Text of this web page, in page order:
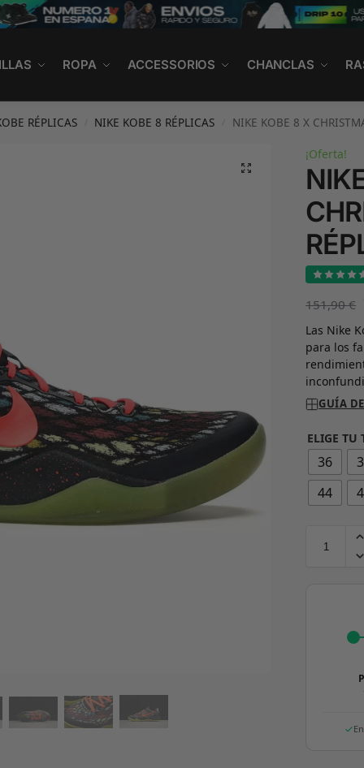
ROPA ACCESSORIOS CHANCLAS
RÉPLICAS NIKE KOBE 8 RÉPLICAS NIKE KOBE 8 X
¡Oferta!
151,90€
Las Nike
para los
GUÍA
ELIGE TU
36
44